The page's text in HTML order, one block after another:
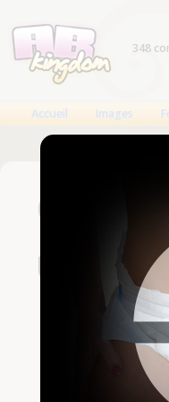
348
Accueil Images
Un